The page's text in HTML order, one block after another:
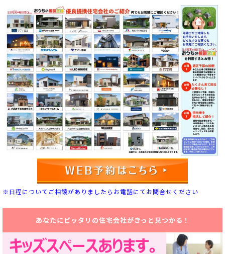
※日程についてご相談がありましたらお電話にてお問合せください
あなたにピッタリの住宅会社がきっと見つかる！